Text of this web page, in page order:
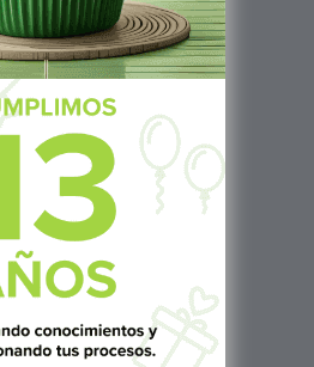
4651554
- 5:00pm
Nte, #3206, Local 9, San
1402
7687 3923